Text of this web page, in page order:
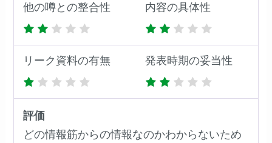
他の噂との整合性 内容の具体性
リーク資料の有無 発表時期の妥当性
評価
どの情報筋からの情報なのかわからないため